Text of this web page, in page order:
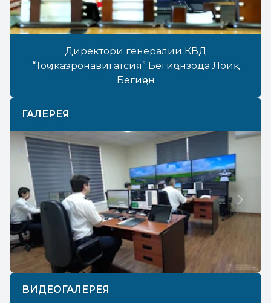
Директори генералии КВД
“Тоҷикаэронавигатсия” Бегиҷонзода Лоиқ
Бегиҷон
ГАЛЕРЕЯ
Previous
ВИДЕОГАЛЕРЕЯ